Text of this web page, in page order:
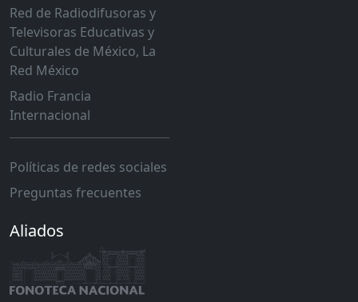
Red de Radiodifusoras y
Televisoras Educativas y
Culturales de México, La
Red México
Radio Francia
Internacional
Políticas de redes sociales
Preguntas frecuentes
Aliados